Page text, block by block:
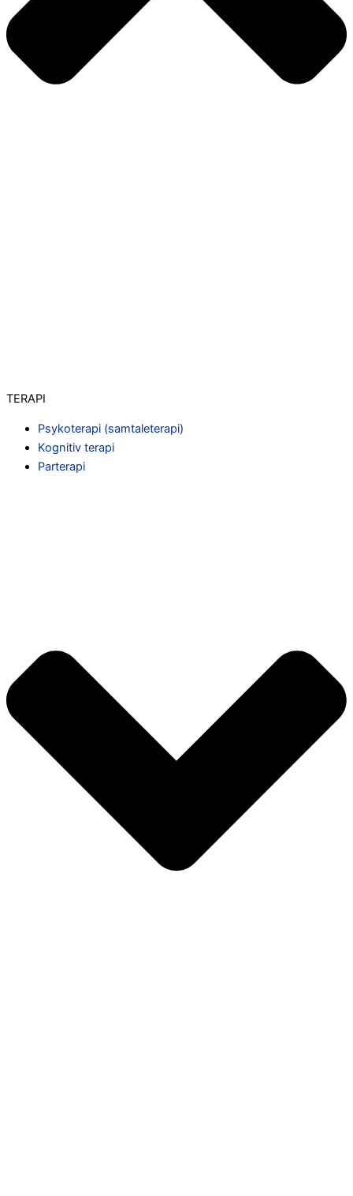
TERAPI
Psykoterapi (samtaleterapi)
Kognitiv terapi
Parterapi